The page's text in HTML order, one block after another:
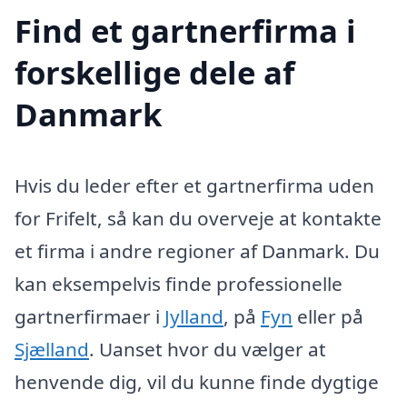
Find et gartnerfirma i
forskellige dele af
Danmark
Hvis du leder efter et gartnerfirma uden
for Frifelt, så kan du overveje at kontakte
et firma i andre regioner af Danmark. Du
kan eksempelvis finde professionelle
gartnerfirmaer i Jylland, på Fyn eller på
Sjælland. Uanset hvor du vælger at
henvende dig, vil du kunne finde dygtige